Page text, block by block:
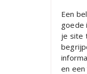
Een
goede
je site
en